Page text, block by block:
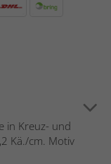
in Kreuz- und
Kä./cm. Motiv